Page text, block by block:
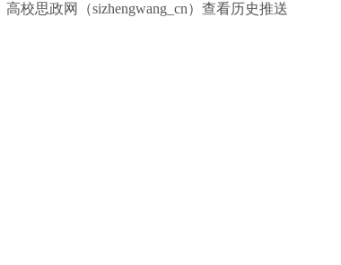
校思政网（sizhengwang_cn）查看历史推送